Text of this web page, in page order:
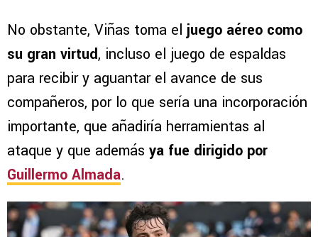
No obstante, Viñas toma el juego aéreo como
su gran virtud, incluso el juego de espaldas
para recibir y aguantar el avance de sus
compañeros, por lo que sería una incorporación
importante, que añadiría herramientas al
ataque y que además ya fue dirigido por
Guillermo Almada.